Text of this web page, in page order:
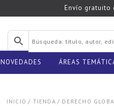
Envío gratuito
NOVEDADES ÁREAS
INICIO / TIENDA/ DERECHO